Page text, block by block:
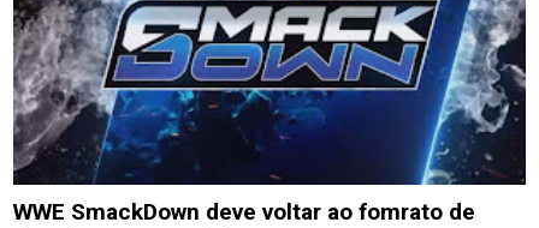
WWE SmackDown deve voltar ao fomrato de